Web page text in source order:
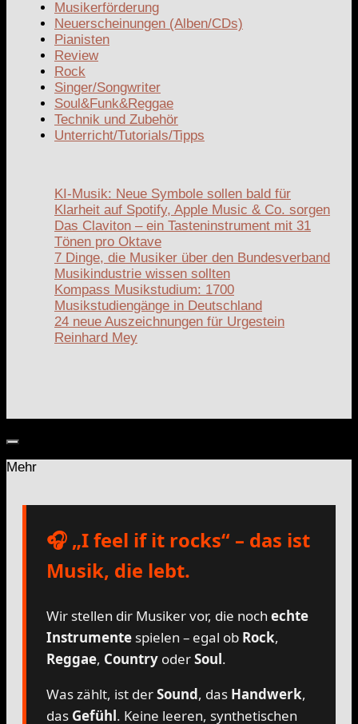
Musikerförderung
Neuerscheinungen (Alben/CDs)
Pianisten
Review
Rock
Singer/Songwriter
Soul&Funk&Reggae
Technik und Zubehör
Unterricht/Tutorials/Tipps
KI-Musik: Neue Symbole sollen bald für
Klarheit auf Spotify, Apple Music & Co. sorgen
Das Claviton – ein Tasteninstrument mit 31
Tönen pro Oktave
7 Dinge, die Musiker über den Bundesverband
Musikindustrie wissen sollten
Kompass Musikstudium: 1700
Musikstudiengänge in Deutschland
24 neue Auszeichnungen für Urgestein
Reinhard Mey
Mehr
🎧 „I feel if it rocks“ – das ist
Musik, die lebt.
Wir stellen dir Musiker vor, die nochechte
Instrumente spielen – egal ob Rock,
Reggae, Country oderSoul.
Was zählt, ist derSound, das Handwerk,
das Gefühl. Keine leeren, synthetischen